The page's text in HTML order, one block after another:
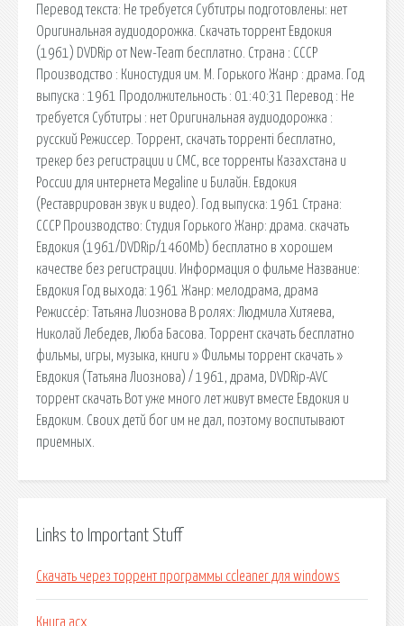
Перевод текста: Не требуется Субтитры подготовлены: нет
Оригинальная аудиодорожка. Скачать торрент Евдокия
(1961) DVDRip от New-Team бесплатно. Страна : СССР
Производство : Киностудия им. М. Горького Жанр : драма. Год
выпуска : 1961 Продолжительность : 01:40:31 Перевод : Не
требуется Cубтитры : нет Оригинальная аудиодорожка :
русский Режиссер. Торрент, скачать торренті бесплатно,
трекер без регистрации и СМС, все торренты Казахстана и
России для интернета Megaline и Билайн. Евдокия
(Реставрирован звук и видео). Год выпуска: 1961 Страна:
СССР Производство: Студия Горького Жанр: драма. скачать
Евдокия (1961/DVDRip/1460Mb) бесплатно в хорошем
качестве без регистрации. Информация о фильме Название:
Евдокия Год выхода: 1961 Жанр: мелодрама, драма
Режиссёр: Татьяна Лиознова В ролях: Людмила Хитяева,
Николай Лебедев, Люба Басова. Торрент скачать бесплатно
фильмы, игры, музыка, книги » Фильмы торрент скачать »
Евдокия (Татьяна Лиознова) / 1961, драма, DVDRip-AVC
торрент скачать Вот уже много лет живут вместе Евдокия и
Евдоким. Своих детй бог им не дал, поэтому воспитывают
приемных.
Links to Important Stuff
Скачать через торрент программы ccleaner для windows
Книга асх